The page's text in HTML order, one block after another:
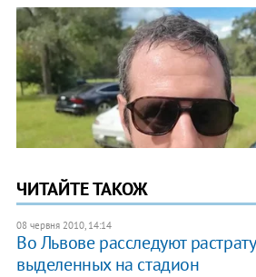
ЧИТАЙТЕ ТАКОЖ
08 червня 2010, 14:14
Во Львове расследуют
выделенных на стадион